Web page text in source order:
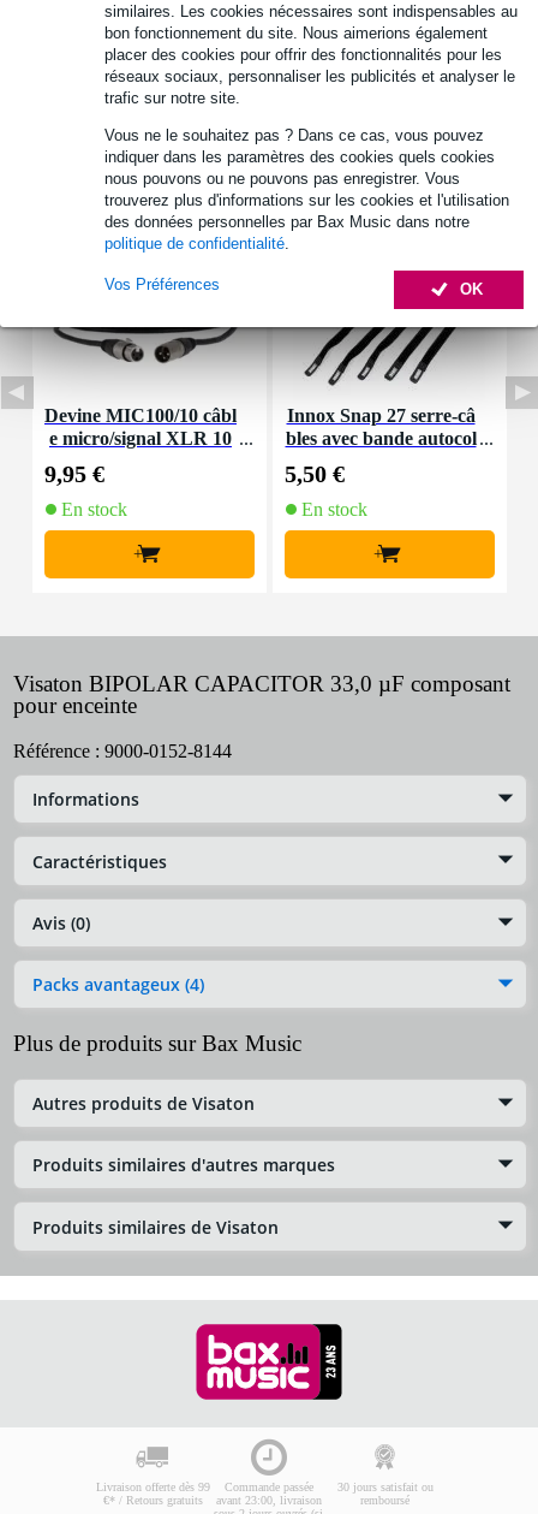
similaires. Les cookies nécessaires sont indispensables au
bon fonctionnement du site. Nous aimerions également
placer des cookies pour offrir des fonctionnalités pour les
réseaux sociaux, personnaliser les publicités et analyser le
trafic sur notre site.
Vous ne le souhaitez pas ? Dans ce cas, vous pouvez
indiquer dans les paramètres des cookies quels cookies
nous pouvons ou ne pouvons pas enregistrer. Vous
trouverez plus d'informations sur les cookies et l'utilisation
des données personnelles par Bax Music dans notre
politique de confidentialité.
OK
Vos Préférences
tension : 63 V DC
détails techniques : tolérance de 10
Afficher toutes les caractéristiques du produit
Accessoires (7)
Devine MIC100/10 câbl
e micro/signal XLR 10
9,95 €
En stock
+
Innox Snap 27 serre-câ
bles avec bande autocol
5,50 €
En stock
+
Visaton BIPOLAR CAPACITOR 33,0 µF composant
pour enceinte
Référence : 9000-0152-8144
Informations
Caractéristiques
Avis (0)
Packs avantageux (4)
Plus de produits sur Bax Music
Autres produits de Visaton
Produits similaires d'autres marques
Produits similaires de Visaton
Livraison offerte dès 99
€* / Retours gratuits
Commande passée
avant 23:00, livraison
30 jours satisfait ou
remboursé